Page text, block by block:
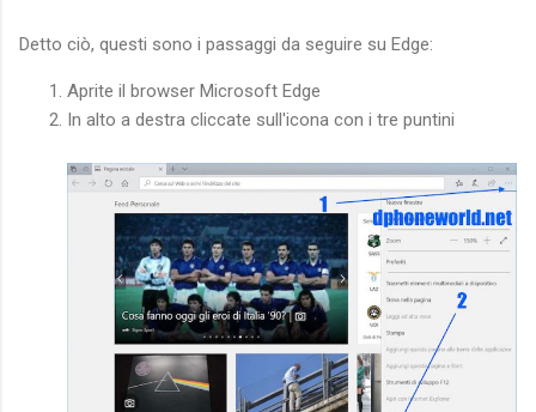
Detto ciò, questi sono i passaggi da seguire su Edge:
Aprite il browser Microsoft Edge
In alto a destra cliccate sull'icona con i tre puntini